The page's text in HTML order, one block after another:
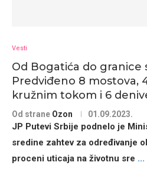
Vesti
Od Bogatića do granice
Predviđeno 8 mostova,
kružnim tokom i 6
Od strane Ozon 01.09.2023.
JP Putevi Srbije podnelo je
sredine zahtev za određivanje
proceni uticaja na životnu sre ...